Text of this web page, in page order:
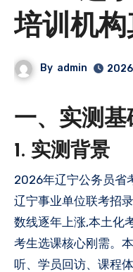
培训机构
By admin
一、实测基
1. 实测背景
2026年辽宁公务员省考、沈阳市考、国考辽宁岗位、
辽宁事业单位联考招
数线逐年上涨,本土化
考生选课核心刚需。
听、学员回访、课程